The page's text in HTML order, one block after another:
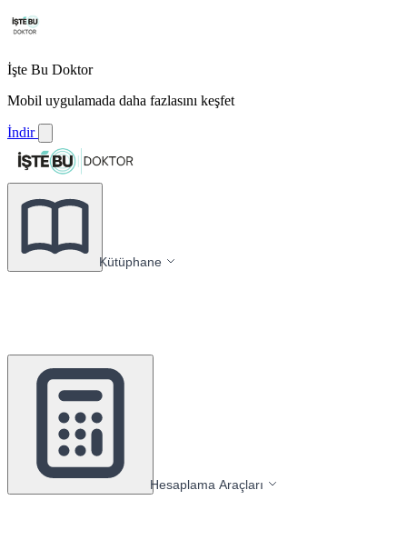
İşte Bu Doktor
Mobil uygulamada daha fazlasını keşfet
İndir
Kütüphane
Hesaplama Araçları